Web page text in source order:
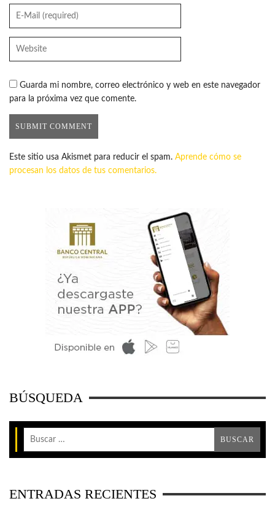
Guarda mi nombre, correo electrónico y web en este navegador
para la próxima vez que comente.
Este sitio usa Akismet para reducir el spam. Aprende cómo se
procesan los datos de tus comentarios.
BÚSQUEDA
ENTRADAS RECIENTES